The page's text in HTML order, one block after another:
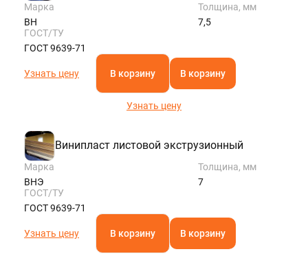
Марка
ВН
Толщина, мм
7,5
ГОСТ/ТУ
ГОСТ 9639-71
Узнать цену В корзину В корзину
Узнать цену
Винипласт листовой экструзионный
Марка
ВНЭ
Толщина, мм
7
ГОСТ/ТУ
ГОСТ 9639-71
Узнать цену В корзину В корзину